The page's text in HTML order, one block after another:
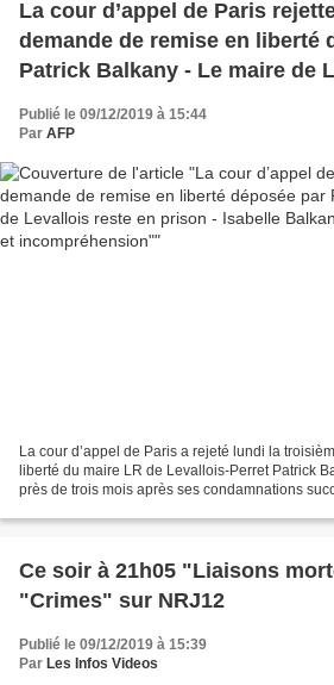
La cour d’appel de Paris
demande de remise en liberté
Patrick Balkany - Le maire de
"chagrin et incompréhension"
Publié le 09/12/2019 à 15:44
Par AFP
La cour d’appel de Paris a rejeté lundi la
liberté du maire LR de Levallois-Perret Patrick
près de trois mois après ses condamnations
Ce soir à 21h05 "Liaisons
"Crimes" sur NRJ12
Publié le 09/12/2019 à 15:39
Par Les Infos Videos